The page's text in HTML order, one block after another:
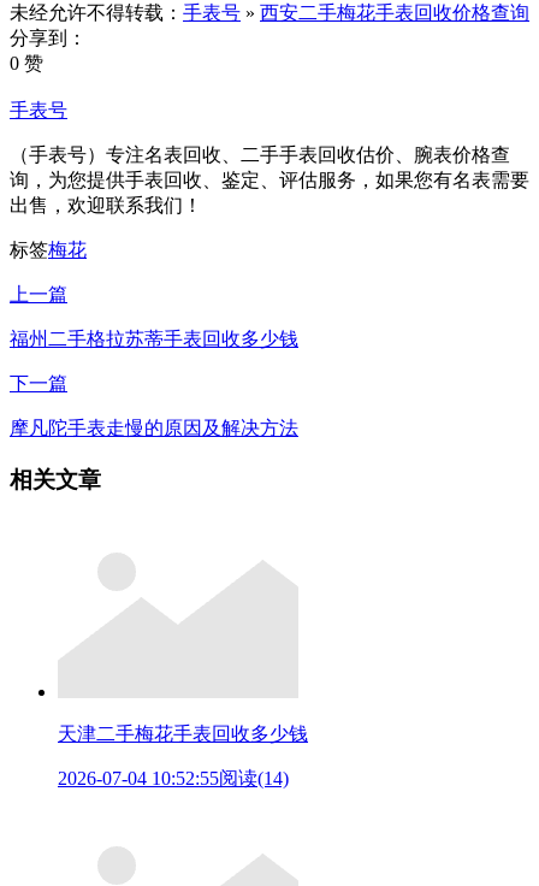
未经允许不得转载： 手表号 » 西安二手梅花手表回收价格查询
分享到：
0 赞
手表号
（手表号）专注名表回收、二手手表回收估价、腕表价格查
询，为您提供手表回收、鉴定、评估服务，如果您有名表需要
出售，欢迎联系我们！
标签梅花
上一篇
福州二手格拉苏蒂手表回收多少钱
下一篇
摩凡陀手表走慢的原因及解决方法
相关文章
天津二手梅花手表回收多少钱
2026-07-04 10:52:55阅读(14)